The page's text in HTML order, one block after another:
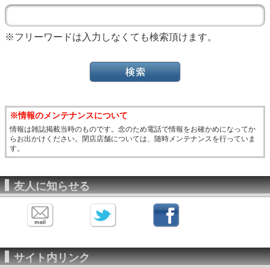
※フリーワードは入力しなくても検索頂けます。
※情報のメンテナンスについて
情報は雑誌掲載当時のものです。念のため電話で情報をお確かめになってか
らお出かけください。閉店店舗については、随時メンテナンスを行っていま
す。
友人に知らせる
サイト内リンク